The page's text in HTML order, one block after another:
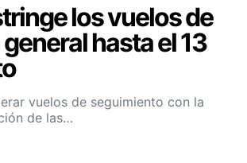
los vuelos de
hasta el 13
vuelos de seguimiento con la
de las…